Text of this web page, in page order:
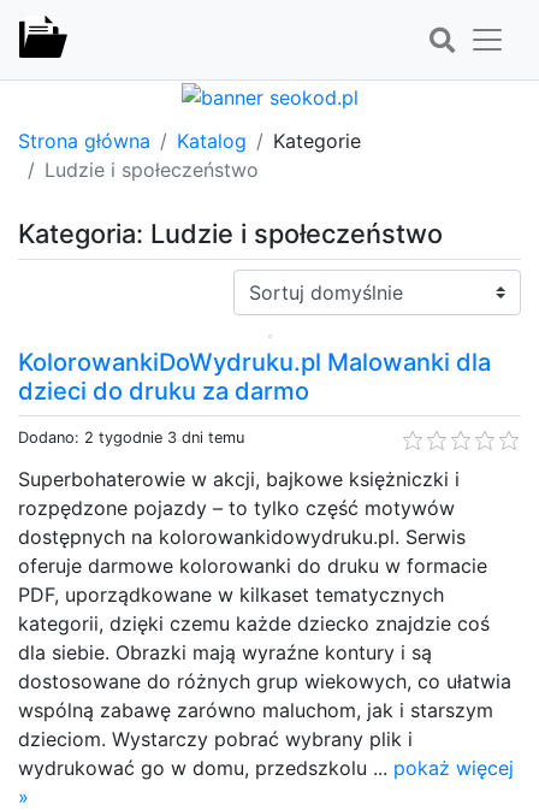
Strona główna Katalog
Kategorie
Ludzie i społeczeństwo
Kategoria: Ludzie i społeczeństwo
Sortuj:
KolorowankiDoWydruku.pl Malowanki dla
dzieci do druku za darmo
Dodano: 2 tygodnie 3 dni temu
Superbohaterowie w akcji, bajkowe księżniczki i
rozpędzone pojazdy – to tylko część motywów
dostępnych na kolorowankidowydruku.pl. Serwis
oferuje darmowe kolorowanki do druku w formacie
PDF, uporządkowane w kilkaset tematycznych
kategorii, dzięki czemu każde dziecko znajdzie coś
dla siebie. Obrazki mają wyraźne kontury i są
dostosowane do różnych grup wiekowych, co ułatwia
wspólną zabawę zarówno maluchom, jak i starszym
dzieciom. Wystarczy pobrać wybrany plik i
wydrukować go w domu, przedszkolu ... pokaż więcej
»